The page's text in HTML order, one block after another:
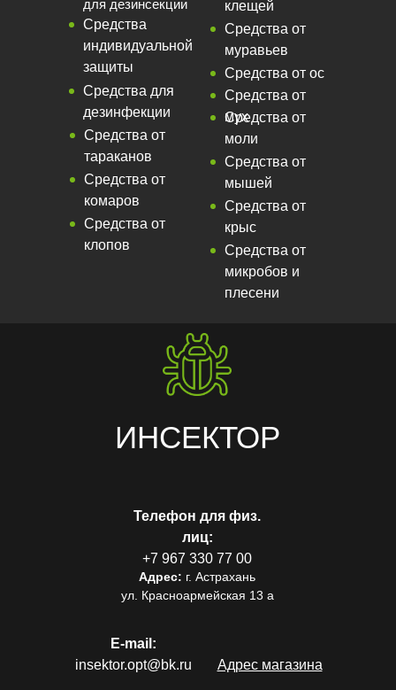
ИНСЕКТОР
Телефон для физ.
лиц:
+7 967 330 77 00
Средства от
микробов и
плесени
Средства от
крыс
Средства от
мышей
Средства от
моли
Средства от
мух
Средства от ос
Адрес: г. Астрахань
ул. Красноармейская 13 а
E-mail:
insektor.opt@bk.ru
Адрес магазина
Средства от
муравьев
клещей
Средства от
клопов
Средства от
комаров
Средства от
тараканов
Средства для
дезинфекции
Средства
индивидуальной
защиты
для дезинсекции